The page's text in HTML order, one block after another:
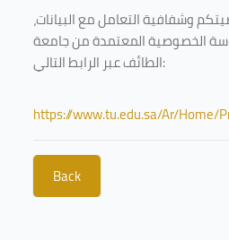
وشفافية التعامل مع البيانات،
الخصوصية المعتمدة من جامعة
الطائف عبر الرابط التالي:
https://www.tu.edu.sa/Ar/Home/
Back